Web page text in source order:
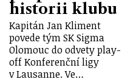
historii klubu
Kapitán Jan Kliment
povede tým SK Sigma
Olomouc do odvety play-
off Konferenční ligy
v Lausanne. Ve…